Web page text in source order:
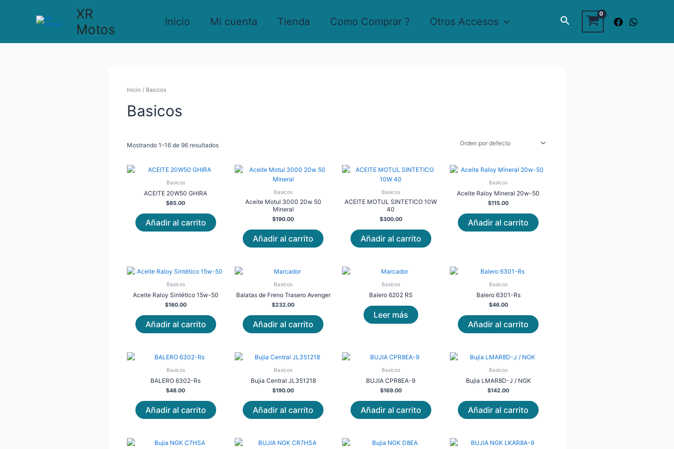
XR
Motos
Inicio Mi cuenta Tienda Como Comprar ? Otros Accesos Buscar
Inicio / Basicos
Basicos
Mostrando 1–16 de 96 resultados
Basicos
ACEITE 20W50 GHIRA
$85.00
Añadir al carrito
Basicos
Aceite Motul 3000 20w 50
Mineral
$190.00
Añadir al carrito
Basicos
ACEITE MOTUL SINTETICO 10W
40
$300.00
Añadir al carrito
Basicos
Aceite Raloy Mineral 20w-50
$115.00
Añadir al carrito
Basicos
Aceite Raloy Sintético 15w-50
$160.00
Añadir al carrito
Basicos
Balatas de Freno Trasero Avenger
$232.00
Añadir al carrito
Basicos
Balero 6202 RS
Leer más
Basicos
Balero 6301-Rs
$46.00
Añadir al carrito
Basicos
BALERO 6302-Rs
$48.00
Añadir al carrito
Basicos
Bujia Central JL351218
$190.00
Añadir al carrito
Basicos
BUJIA CPR8EA-9
$169.00
Añadir al carrito
Basicos
Bujia LMAR8D-J / NGK
$142.00
Añadir al carrito